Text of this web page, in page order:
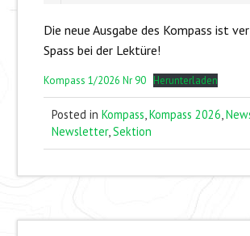
Die neue Ausgabe des Kompass ist
Spass bei der Lektüre!
Kompass 1/2026 Nr 90 Herunterladen
Posted in Kompass,Kompass 2026,
Newsletter,Sektion